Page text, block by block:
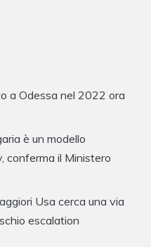
a Odessa nel 2022 ora
è un modello
conferma il Ministero
Usa cerca una via
escalation